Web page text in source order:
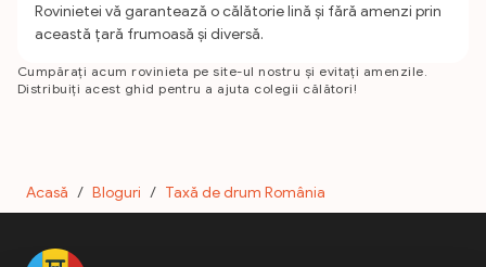
Rovinietei vă garantează o călătorie lină și fără amenzi prin
această țară frumoasă și diversă.
Cumpărați acum rovinieta pe site-ul nostru și evitați amenzile.
Distribuiți acest ghid pentru a ajuta colegii călători!
Acasă / Bloguri / Taxă de drum România